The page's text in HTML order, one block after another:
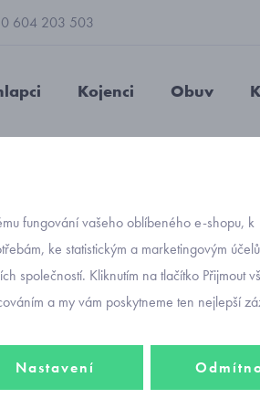
604 203 503
Kojenci Obuv
Objednávací kód:
Ensin
665
fungování vašeho oblíbeného e-shopu, k
ke statistickým a marketingovým
společností. Kliknutím na tlačítko Přijmout
a my vám poskytneme ten nejlepší
Nastavení